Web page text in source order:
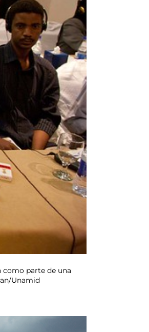
como parte de una
Unamid